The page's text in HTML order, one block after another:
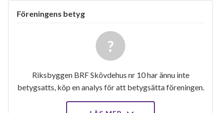
Föreningens betyg
Riksbyggen BRF Skövdehus nr 10 har ännu inte
betygsatts, köp en analys för att betygsätta föreningen.